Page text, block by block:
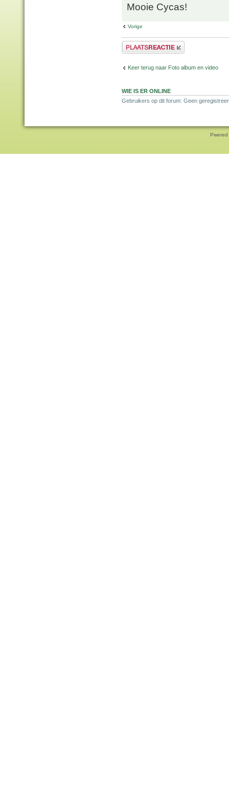
Mooie Cycas!
Vorige
Plaats een reactie
Keer terug naar Foto album en video
WIE IS ER ONLINE
Gebruikers op dit forum: Geen